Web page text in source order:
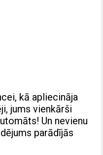
kā apliecināja
jums vienkārši
Un nevienu
parādījās